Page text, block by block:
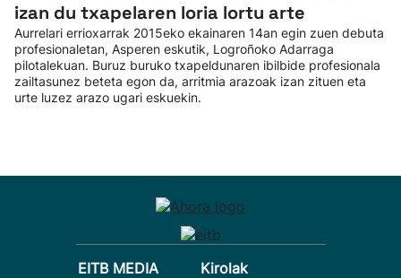
izan du txapelaren loria lortu arte
Aurrelari errioxarrak 2015eko ekainaren 14an egin zuen debuta
profesionaletan, Asperen eskutik, Logroñoko Adarraga
pilotalekuan. Buruz buruko txapeldunaren ibilbide profesionala
zailtasunez beteta egon da, arritmia arazoak izan zituen eta
urte luzez arazo ugari eskuekin.
EITB MEDIA
Kirolak